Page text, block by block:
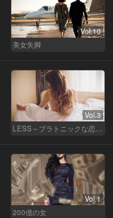
Vol.10
美女失脚
Vol.3
Vol.1
200億の女